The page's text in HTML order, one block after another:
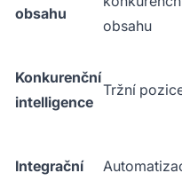
obsahu
obsahu
Konkurenční
intelligence
Tržní
Integrační